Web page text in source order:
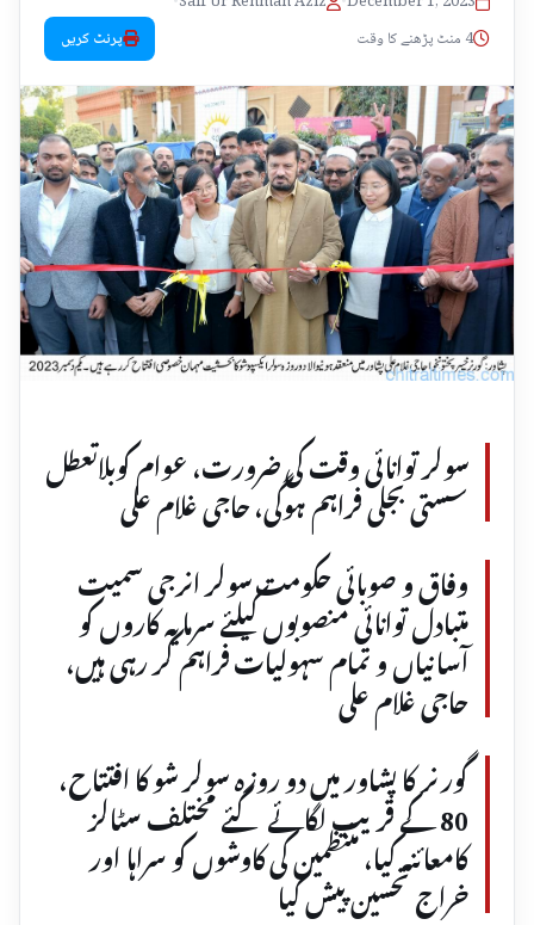
4 منٹ پڑھنے کا وقت
پرنٹ کریں
سولر توانائی وقت کی ضرورت، عوام کوبلاتعطل
سستی بجلی فراہم ہوگی، حاجی غلام علی
وفاق و صوبائی حکومت سولر انرجی سمیت
متبادل توانائی منصوبوں کیلئے سرمایہ کاروں کو
آسانیاں و تمام سہولیات فراہم کر رہی ہیں،
حاجی غلام علی
گورنر کا پشاور میں دو روزہ سولر شو کا افتتاح،
80 کے قریب لگائے گئے مختلف سٹالز
کامعائنہ کیا، منتظمین کی کاوشوں کو سراہا اور
خراج تحسین پیش کیا